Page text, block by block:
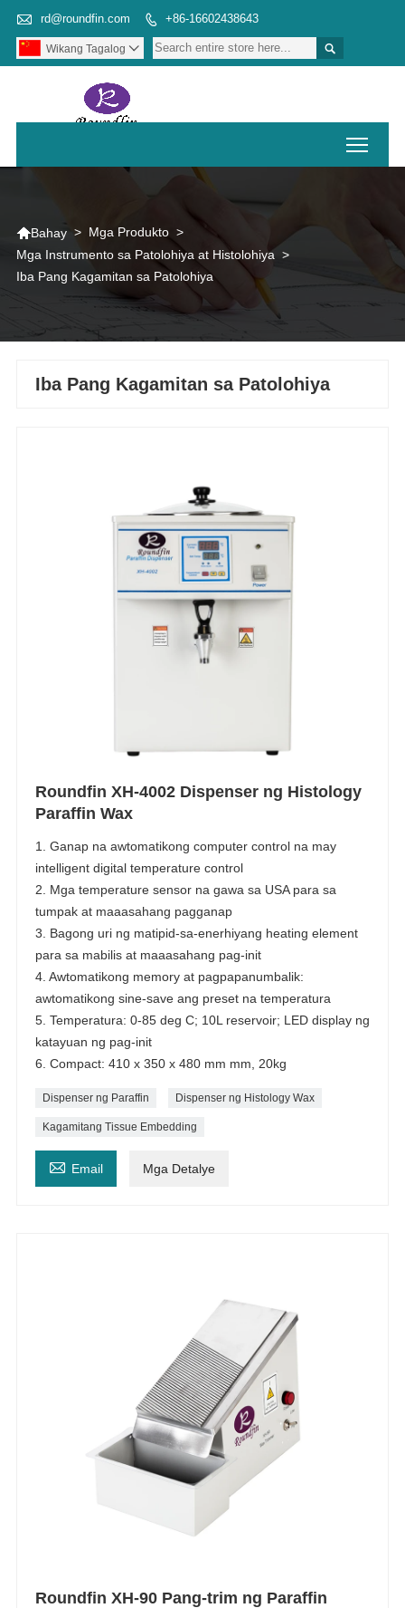
 rd@roundfin.com  +86-16602438643

Wikang Tagalog 
Bahay > Mga Produkto >
Mga Instrumento sa Patolohiya at Histolohiya >
Iba Pang Kagamitan sa Patolohiya
Iba Pang Kagamitan sa Patolohiya
Roundfin XH-4002 Dispenser ng Histology
Paraffin Wax
1. Ganap na awtomatikong computer control na may
intelligent digital temperature control
2. Mga temperature sensor na gawa sa USA para sa
tumpak at maaasahang pagganap
3. Bagong uri ng matipid-sa-enerhiyang heating element
para sa mabilis at maaasahang pag-init
4. Awtomatikong memory at pagpapanumbalik:
awtomatikong sine-save ang preset na temperatura
5. Temperatura: 0-85 deg C; 10L reservoir; LED display ng
katayuan ng pag-init
6. Compact: 410 x 350 x 480 mm mm, 20kg
Dispenser ng Paraffin Dispenser ng Histology Wax
Kagamitang Tissue Embedding
 Email Mga Detalye
Roundfin XH-90 Pang-trim ng Paraffin